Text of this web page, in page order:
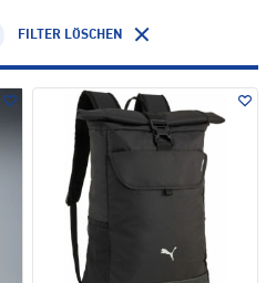
FILTER LÖSCHEN